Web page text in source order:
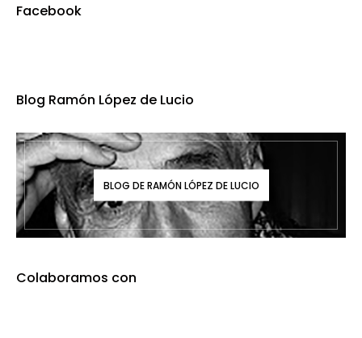
Facebook
Blog Ramón López de Lucio
BLOG DE RAMÓN LÓPEZ DE LUCIO
Colaboramos con